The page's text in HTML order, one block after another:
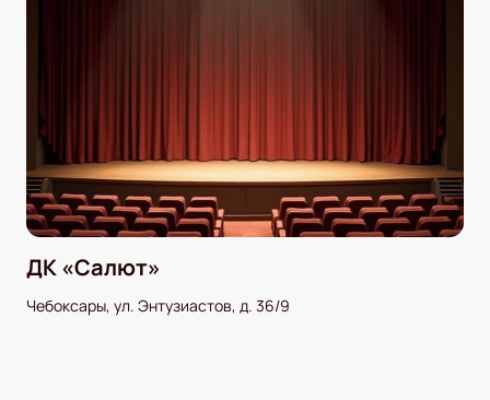
ДК «Салют»
Чебоксары, ул. Энтузиастов, д. 36/9